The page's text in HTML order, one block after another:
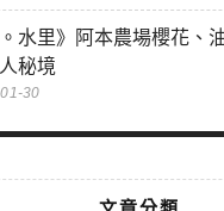
水里》阿本農場櫻花、
秘境
30